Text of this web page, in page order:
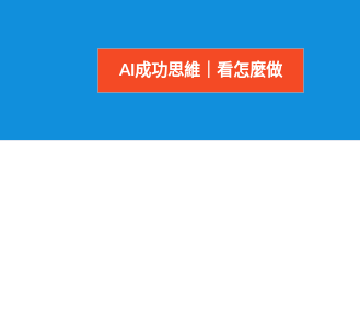
AI成功思維｜看怎麼做